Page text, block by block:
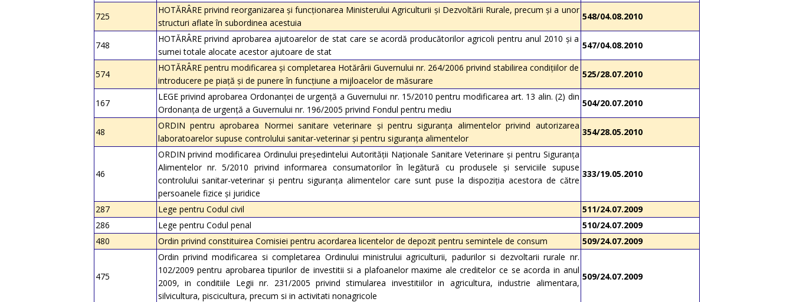
725
HOTĂRÂRE privind reorganizarea şi funcţionarea Ministerului Agriculturii şi Dezvoltării Rurale, precum şi a unor
structuri aflate în subordinea acestuia
548/04.08.2010
748
HOTĂRÂRE privind aprobarea ajutoarelor de stat care se acordă producătorilor agricoli pentru anul 2010 şi a
sumei totale alocate acestor ajutoare de stat
547/04.08.2010
574
HOTĂRÂRE pentru modificarea şi completarea Hotărârii Guvernului nr. 264/2006 privind stabilirea condiţiilor de
introducere pe piaţă şi de punere în funcţiune a mijloacelor de măsurare
525/28.07.2010
167
LEGE privind aprobarea Ordonanţei de urgenţă a Guvernului nr. 15/2010 pentru modificarea art. 13 alin. (2) din
Ordonanţa de urgenţă a Guvernului nr. 196/2005 privind Fondul pentru mediu
504/20.07.2010
48
ORDIN pentru aprobarea Normei sanitare veterinare şi pentru siguranţa alimentelor privind autorizarea
laboratoarelor supuse controlului sanitar-veterinar şi pentru siguranţa alimentelor
354/28.05.2010
46
ORDIN privind modificarea Ordinului preşedintelui Autorităţii Naţionale Sanitare Veterinare şi pentru Siguranţa
Alimentelor nr. 5/2010 privind informarea consumatorilor în legătură cu produsele şi serviciile supuse
controlului sanitar-veterinar şi pentru siguranţa alimentelor care sunt puse la dispoziţia acestora de către
persoanele fizice şi juridice
333/19.05.2010
287 Lege pentru Codul civil
511/24.07.2009
286
Lege pentru Codul penal
510/24.07.2009
480
Ordin privind constituirea Comisiei pentru acordarea licentelor de depozit pentru semintele de consum 509/24.07.2009
475
Ordin privind modificarea si completarea Ordinului ministrului agriculturii, padurilor si dezvoltarii rurale nr.
102/2009 pentru aprobarea tipurilor de investitii si a plafoanelor maxime ale creditelor ce se acorda in anul
2009, in conditiile Legii nr. 231/2005 privind stimularea investitiilor in agricultura, industrie alimentara,
silvicultura, piscicultura, precum si in activitati nonagricole
509/24.07.2009